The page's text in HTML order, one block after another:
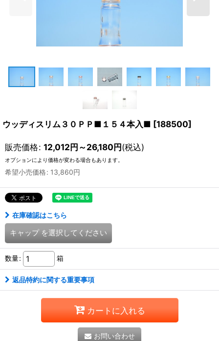
ウッディスリム３０ＰＰ■１５４本入■ [188500]
販売価格: 12,012円～26,180円(税込)
オプションにより価格が変わる場合もあります。
希望小売価格: 13,860円
在庫確認はこちら
キャップ を選択してください
数量: 箱
返品特約に関する重要事項
カートに入れる
お問い合わせ